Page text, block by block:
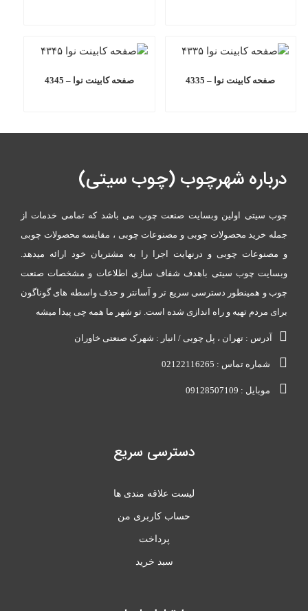
صفحه کابینت نوا – 4335 صفحه کابینت نوا – 4345
درباره شهرچوب (چوب سیتی)
چوب سیتی اولین وبسایت صنعت چوب می باشد که تمامی خدمات از
جمله خرید محصولات چوبی و مصنوعات چوبی ، مقایسه محصولات چوبی
و مصنوعات چوبی و درنهایت اجرا را به مشتریان خود ارائه میدهد.
وبسایت چوب سیتی باهدف شفاف سازی اطلاعات و مشخصات صنعت
چوب و همینطور دسترسی سریع تر و آسانتر و حذف واسطه های گوناگون
برای مردم تهیه و راه اندازی شده است. تو شهر ما همه چی پیدا میشه
آدرس : تهران ، پل چوبی / انبار : شهرک صنعتی خاوران
شماره تماس : 02122116265
موبایل : 09128507109
دسترسی سریع
لیست علاقه مندی ها
حساب کاربری من
پرداخت
سبد خرید